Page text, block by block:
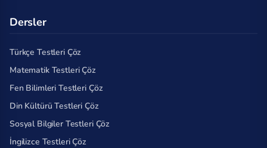
Dersler
Türkçe Testleri Çöz
Matematik Testleri Çöz
Fen Bilimleri Testleri Çöz
Din Kültürü Testleri Çöz
Sosyal Bilgiler Testleri Çöz
İngilizce Testleri Çöz